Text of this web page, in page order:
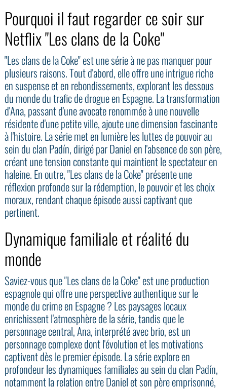
Pourquoi il faut regarder ce soir sur
Netflix "Les clans de la Coke"
"Les clans de la Coke" est une série à ne pas manquer pour
plusieurs raisons. Tout d'abord, elle offre une intrigue riche
en suspense et en rebondissements, explorant les dessous
du monde du trafic de drogue en Espagne. La transformation
d'Ana, passant d'une avocate renommée à une nouvelle
résidente d'une petite ville, ajoute une dimension fascinante
à l'histoire. La série met en lumière les luttes de pouvoir au
sein du clan Padín, dirigé par Daniel en l'absence de son père,
créant une tension constante qui maintient le spectateur en
haleine. En outre, "Les clans de la Coke" présente une
réflexion profonde sur la rédemption, le pouvoir et les choix
moraux, rendant chaque épisode aussi captivant que
pertinent.
Dynamique familiale et réalité du
monde
Saviez-vous que "Les clans de la Coke" est une production
espagnole qui offre une perspective authentique sur le
monde du crime en Espagne ? Les paysages locaux
enrichissent l'atmosphère de la série, tandis que le
personnage central, Ana, interprété avec brio, est un
personnage complexe dont l'évolution et les motivations
captivent dès le premier épisode. La série explore en
profondeur les dynamiques familiales au sein du clan Padín,
notamment la relation entre Daniel et son père emprisonné,